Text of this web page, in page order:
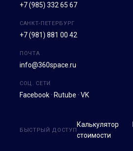
+7 (985) 332 65 67
САНКТ-ПЕТЕРБУРГ
+7 (981) 881 00 42
ПОЧТА
info@360space.ru
СОЦ. СЕТИ
Facebook · Rutube · VK
БЫСТРЫЙ ДОСТУП
Калькулятор
стоимости